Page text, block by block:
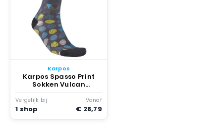
Karpos
Karpos Spasso Print
Sokken Vulcan
Stargazer Niagara
Vergelijk bij
1 shop
Vanaf
€ 28,79